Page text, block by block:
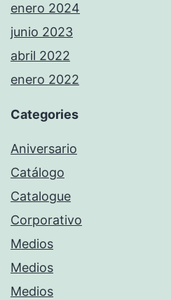
enero 2024
junio 2023
abril 2022
enero 2022
Categories
Aniversario
Catálogo
Catalogue
Corporativo
Medios
Medios
Medios